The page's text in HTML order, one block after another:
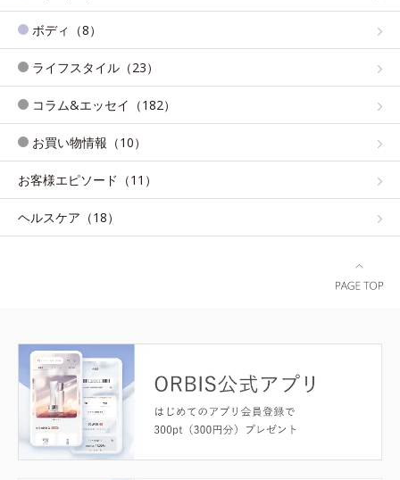
ボディ（8）
ライフスタイル（23）
コラム&エッセイ（182）
お買い物情報（10）
お客様エピソード（11）
ヘルスケア（18）